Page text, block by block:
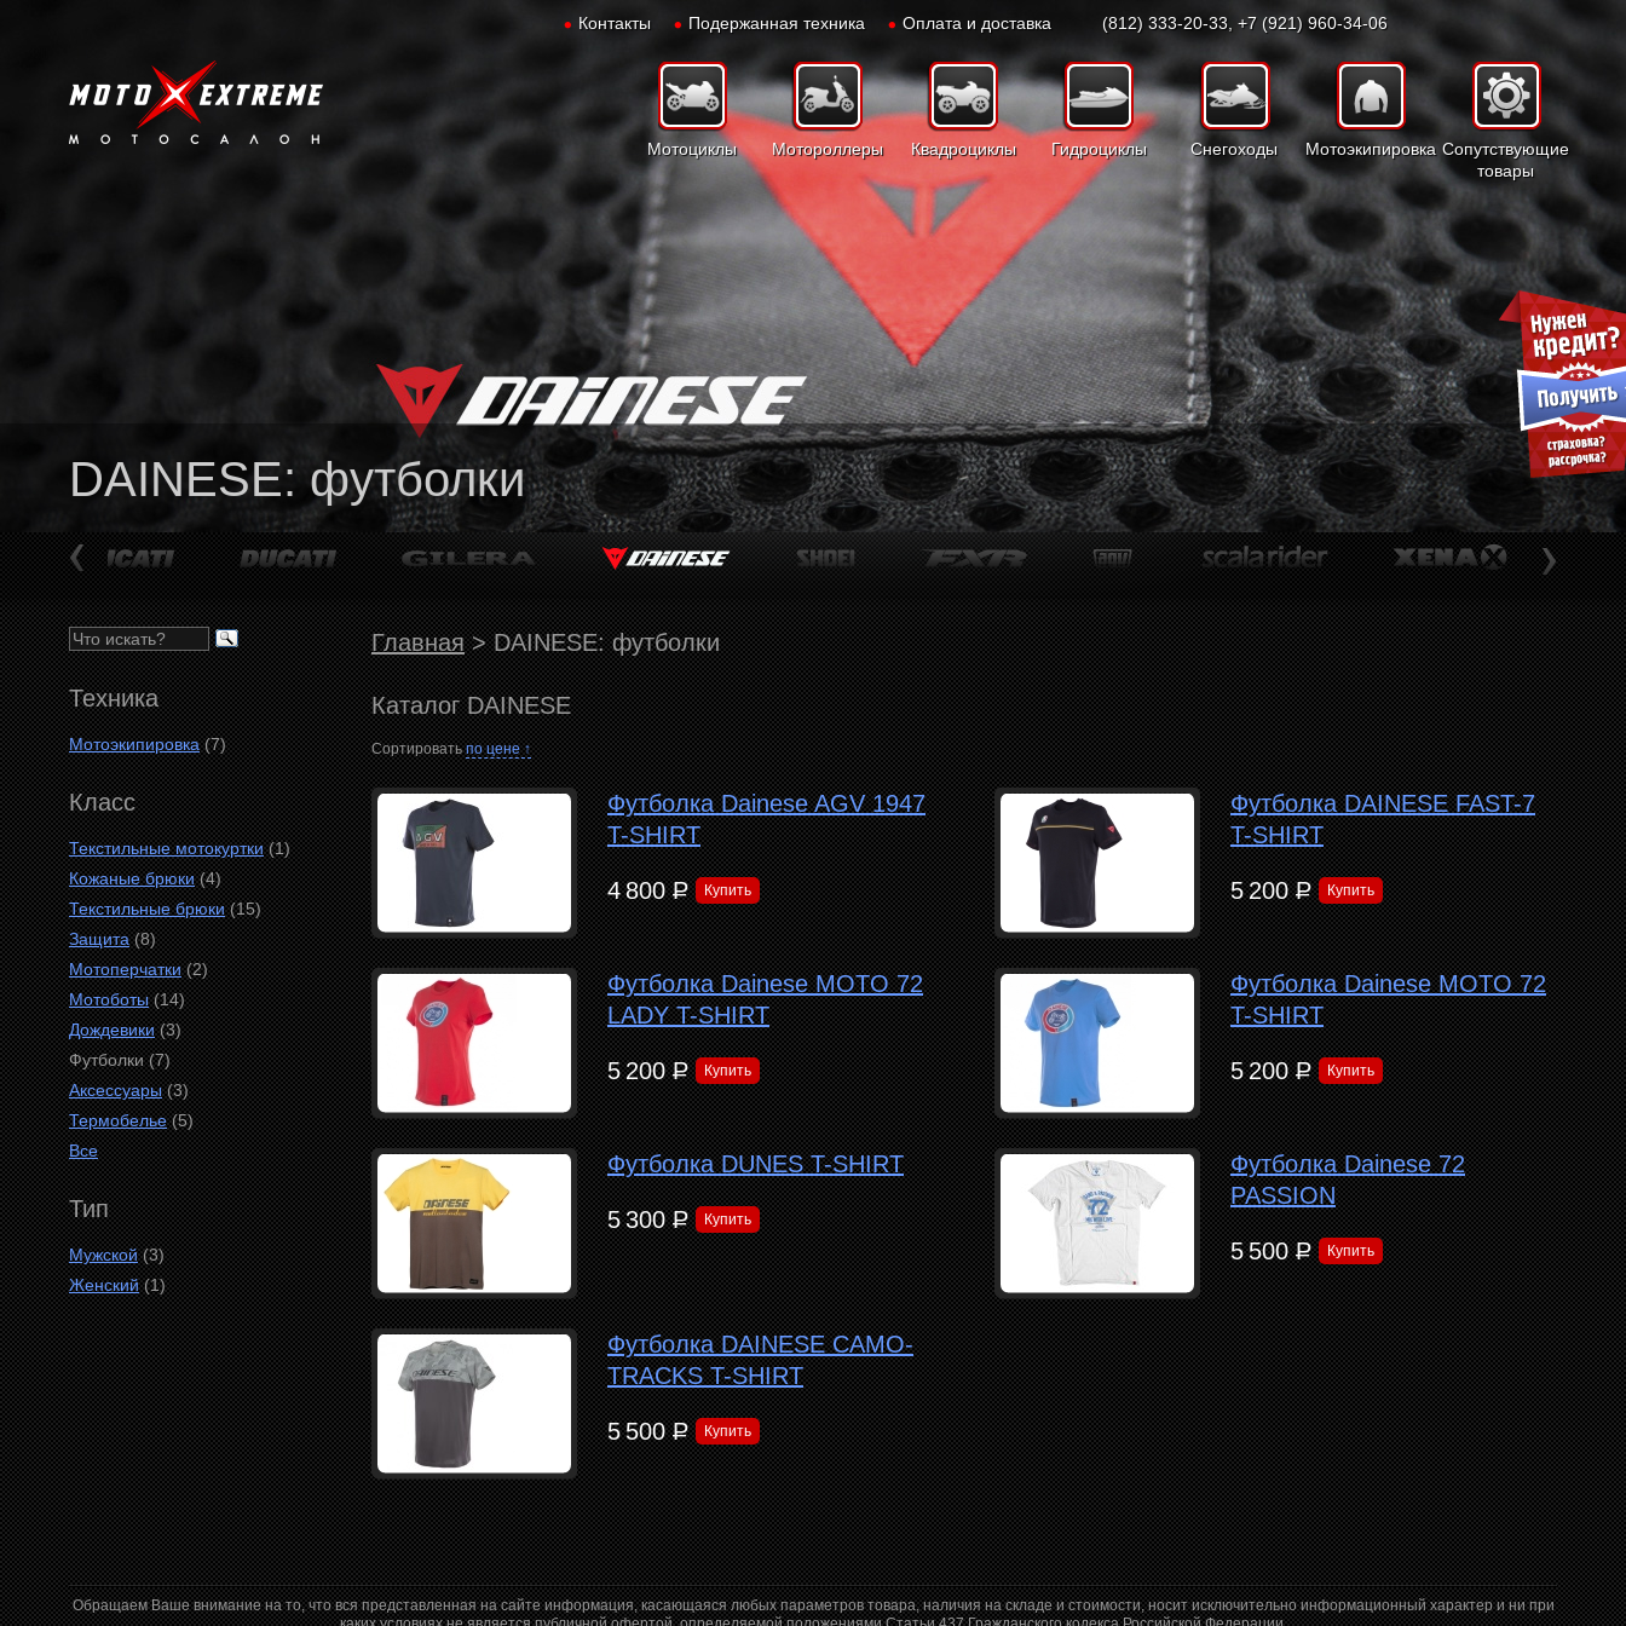
DAINESE: футболки
Контакты Подержанная техника Оплата и доставка (812) 333-20-33, +7 (921) 960-34-06
Мотоциклы Мотороллеры Квадроциклы Гидроциклы Снегоходы Мотоэкипировка Сопутствующие
товары
Техника
Мотоэкипировка(7)
Класс
Текстильные мотокуртки(1)
Кожаные брюки(4)
Текстильные брюки(15)
Защита(8)
Мотоперчатки(2)
Мотоботы(14)
Дождевики(3)
Футболки (7)
Аксессуары(3)
Термобелье(5)
Все
Тип
Мужской(3)
Женский(1)
Главная >DAINESE: футболки
Каталог DAINESE
Сортироватьпо цене ↑
Футболка Dainese AGV 1947
T-SHIRT
4 800 Р Купить
Футболка DAINESE FAST-7
T-SHIRT
5 200 Р Купить
Футболка Dainese MOTO 72
LADY T-SHIRT
5 200 Р Купить
Футболка Dainese MOTO 72
T-SHIRT
5 200 Р Купить
Футболка DUNES T-SHIRT
5 300 Р Купить
Футболка Dainese 72
PASSION
5 500 Р Купить
Футболка DAINESE CAMO-
TRACKS T-SHIRT
5 500 Р Купить
Обращаем Ваше внимание на то, что вся представленная на сайте информация, касающаяся любых параметров товара, наличия на складе и стоимости, носит исключительно информационный характер и ни при